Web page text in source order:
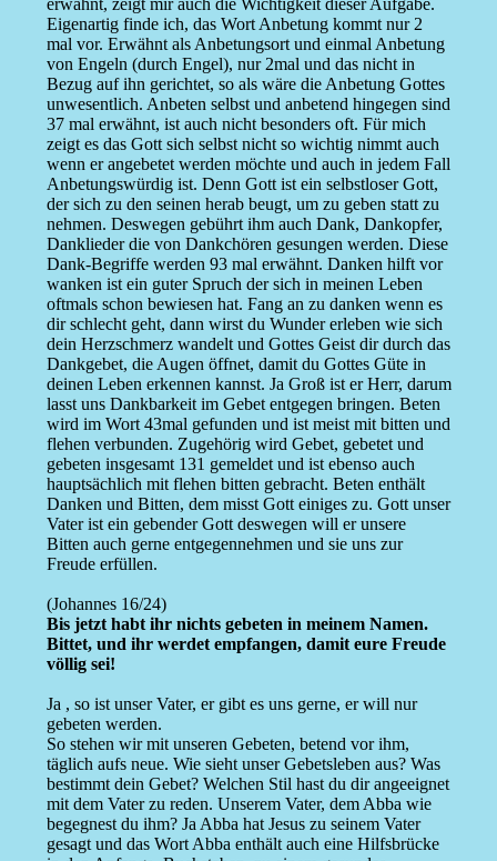
erwähnt, zeigt mir auch die Wichtigkeit dieser Aufgabe.
Eigenartig finde ich, das Wort Anbetung kommt nur 2
mal vor. Erwähnt als Anbetungsort und einmal Anbetung
von Engeln (durch Engel), nur 2mal und das nicht in
Bezug auf ihn gerichtet, so als wäre die Anbetung Gottes
unwesentlich. Anbeten selbst und anbetend hingegen sind
37 mal erwähnt, ist auch nicht besonders oft. Für mich
zeigt es das Gott sich selbst nicht so wichtig nimmt auch
wenn er angebetet werden möchte und auch in jedem Fall
Anbetungswürdig ist. Denn Gott ist ein selbstloser Gott,
der sich zu den seinen herab beugt, um zu geben statt zu
nehmen. Deswegen gebührt ihm auch Dank, Dankopfer,
Danklieder die von Dankchören gesungen werden. Diese
Dank-Begriffe werden 93 mal erwähnt. Danken hilft vor
wanken ist ein guter Spruch der sich in meinen Leben
oftmals schon bewiesen hat. Fang an zu danken wenn es
dir schlecht geht, dann wirst du Wunder erleben wie sich
dein Herzschmerz wandelt und Gottes Geist dir durch das
Dankgebet, die Augen öffnet, damit du Gottes Güte in
deinen Leben erkennen kannst. Ja Groß ist er Herr, darum
lasst uns Dankbarkeit im Gebet entgegen bringen. Beten
wird im Wort 43mal gefunden und ist meist mit bitten und
flehen verbunden. Zugehörig wird Gebet, gebetet und
gebeten insgesamt 131 gemeldet und ist ebenso auch
hauptsächlich mit flehen bitten gebracht. Beten enthält
Danken und Bitten, dem misst Gott einiges zu. Gott unser
Vater ist ein gebender Gott deswegen will er unsere
Bitten auch gerne entgegennehmen und sie uns zur
Freude erfüllen.
(Johannes 16/24)
Bis jetzt habt ihr nichts gebeten in meinem Namen.
Bittet, und ihr werdet empfangen, damit eure Freude
völlig sei!
Ja , so ist unser Vater, er gibt es uns gerne, er will nur
gebeten werden.
So stehen wir mit unseren Gebeten, betend vor ihm,
täglich aufs neue. Wie sieht unser Gebetsleben aus? Was
bestimmt dein Gebet? Welchen Stil hast du dir angeeignet
mit dem Vater zu reden. Unserem Vater, dem Abba wie
begegnest du ihm? Ja Abba hat Jesus zu seinem Vater
gesagt und das Wort Abba enthält auch eine Hilfsbrücke